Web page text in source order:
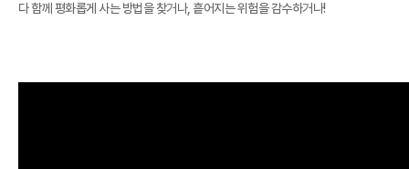
다 함께 평화롭게 사는 방법을 찾거나, 흩어지는 위험을 감수하거나!